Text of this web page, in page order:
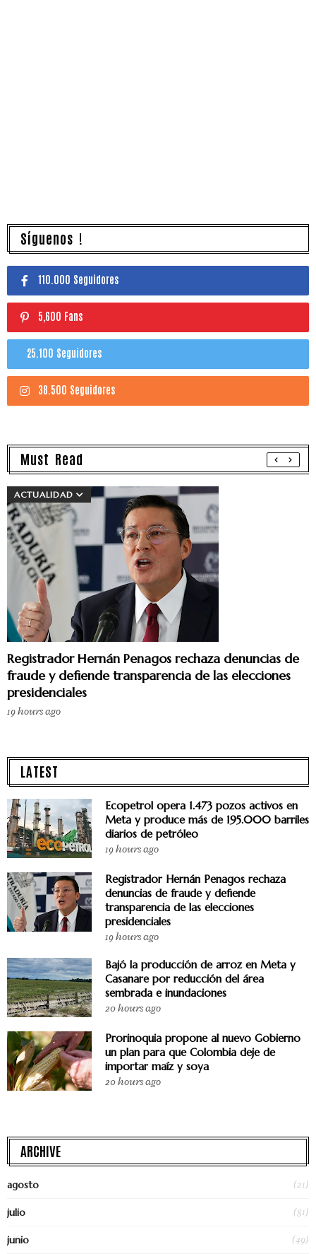
Síguenos !
110.000 Seguidores
5,600 Fans
25.100 Seguidores
38.500 Seguidores
Must Read
ACTUALIDAD
Registrador Hernán Penagos rechaza denuncias de
fraude y defiende transparencia de las elecciones
presidenciales
19 hours ago
LATEST
Ecopetrol opera 1.473 pozos activos en
Meta y produce más de 195.000 barriles
diarios de petróleo
19 hours ago
Registrador Hernán Penagos rechaza
denuncias de fraude y defiende
transparencia de las elecciones
presidenciales
19 hours ago
Bajó la producción de arroz en Meta y
Casanare por reducción del área
sembrada e inundaciones
20 hours ago
Prorinoquia propone al nuevo Gobierno
un plan para que Colombia deje de
importar maíz y soya
20 hours ago
ARCHIVE
agosto (21)
julio (81)
junio (49)